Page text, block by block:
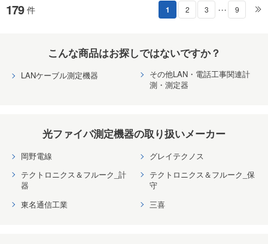
179 件 1 2 3 ・・・ 9
こんな商品はお探しではないですか？
LANケーブル測定機器
その他LAN・電話工事関連計
測・測定器
光ファイバ測定機器の取り扱いメーカー
岡野電線
グレイテクノス
テクトロニクス＆フルーク_計
器
テクトロニクス＆フルーク_保
守
東名通信工業
三喜